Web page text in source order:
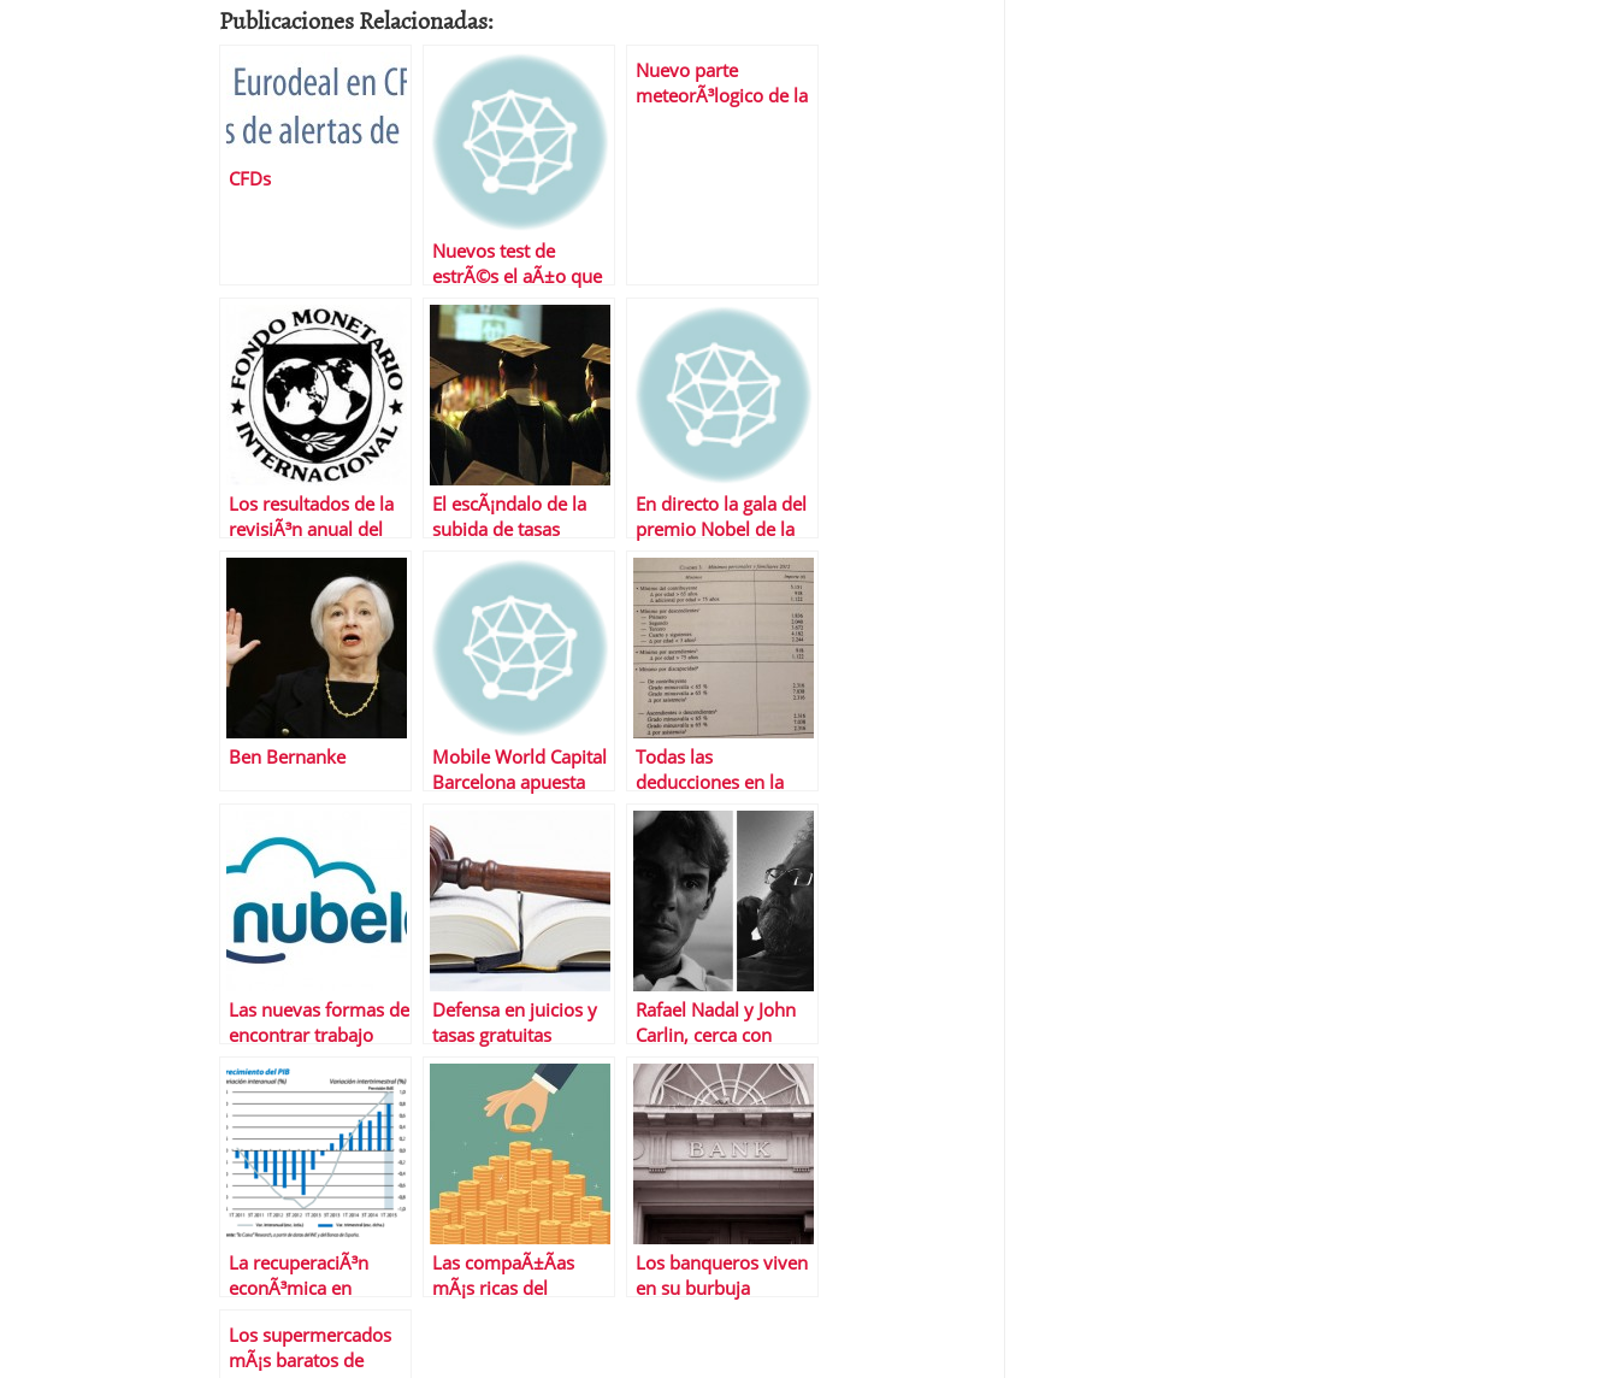
Publicaciones Relacionadas:
CFDs
Nuevos test de
estrÃ©s el aÃ±o que
viene
Nuevo parte
meteorÃ³logico de la
Los resultados de la
revisiÃ³n anual del
FMI a la economÃ­a
El escÃ¡ndalo de la
subida de tasas
En directo la gala del
premio Nobel de la
Paz 2013
Ben Bernanke
Mobile World Capital
Barcelona apuesta
emprendedores con
4YFN
Todas las
deducciones en la
declaraciÃ³n de la
renta 2014
Las nuevas formas de
encontrar trabajo
Defensa en juicios y
tasas gratuitas
gracias a LegÃ¡litas
Rafael Nadal y John
Carlin, cerca con
Banco Sabadell
La recuperaciÃ³n
econÃ³mica en
Â¿consolidada?
Las compaÃ±Ã­as
mÃ¡s ricas del
Los banqueros viven
en su burbuja
Los supermercados
mÃ¡s baratos de